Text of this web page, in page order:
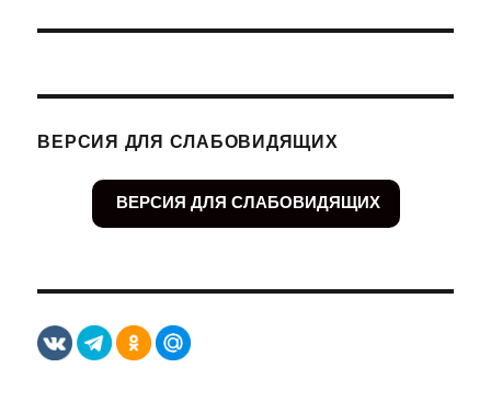
ВЕРСИЯ ДЛЯ СЛАБОВИДЯЩИХ
ВЕРСИЯ ДЛЯ СЛАБОВИДЯЩИХ